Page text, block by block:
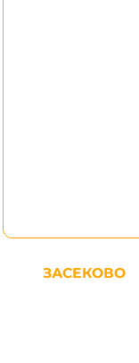
ЗАСЕКОВО